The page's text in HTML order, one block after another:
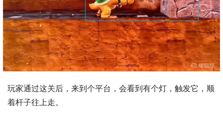
玩家通过这关后，来到个平台，会看到有个灯，触发它，顺
着杆子往上走。